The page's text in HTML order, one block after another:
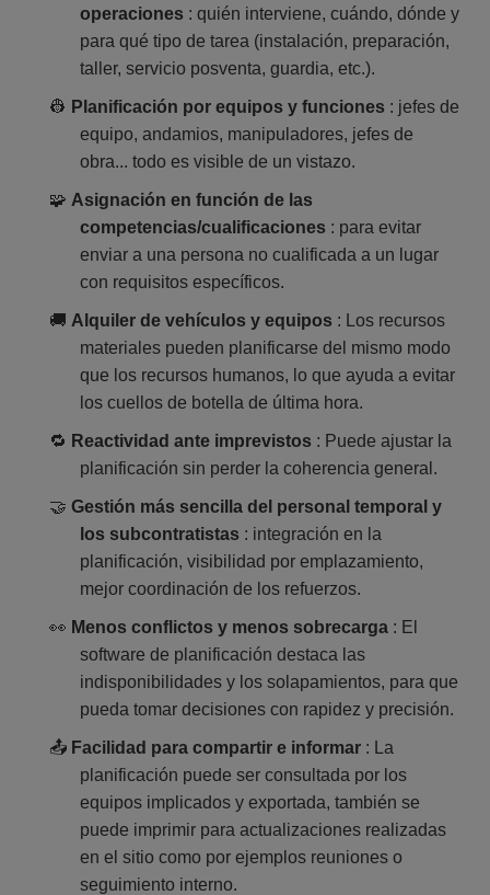
operaciones : quién interviene, cuándo, dónde y
para qué tipo de tarea (instalación, preparación,
taller, servicio posventa, guardia, etc.).
👷 Planificación por equipos y funciones : jefes de
equipo, andamios, manipuladores, jefes de
obra... todo es visible de un vistazo.
🧩 Asignación en función de las
competencias/cualificaciones : para evitar
enviar a una persona no cualificada a un lugar
con requisitos específicos.
🚚 Alquiler de vehículos y equipos : Los recursos
materiales pueden planificarse del mismo modo
que los recursos humanos, lo que ayuda a evitar
los cuellos de botella de última hora.
🔁 Reactividad ante imprevistos : Puede ajustar la
planificación sin perder la coherencia general.
🤝 Gestión más sencilla del personal temporal y
los subcontratistas : integración en la
planificación, visibilidad por emplazamiento,
mejor coordinación de los refuerzos.
👀 Menos conflictos y menos sobrecarga: El
software de planificación destaca las
indisponibilidades y los solapamientos, para que
pueda tomar decisiones con rapidez y precisión.
📤 Facilidad para compartir e informar: La
planificación puede ser consultada por los
equipos implicados y exportada, también se
puede imprimir para actualizaciones realizadas
en el sitio como por ejemplos reuniones o
seguimiento interno.